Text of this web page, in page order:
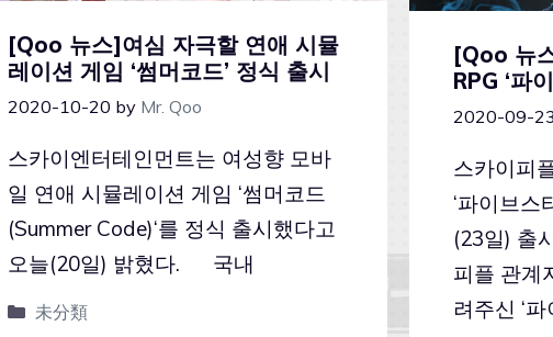
[Qoo 뉴스]여심 자극할 연애 시뮬
레이션 게임 ‘썸머코드’ 정식 출시
2020-10-20 by Mr. Qoo
스카이엔터테인먼트는 여성향 모바
일 연애 시뮬레이션 게임 ‘썸머코드
(Summer Code)‘를 정식 출시했다고
오늘(20일) 밝혔다. 국내
未分類
[Qoo 뉴
RPG ‘파
2020-09-23
스카이피
‘파이브스
(23일) 출
피플 관계
려주신 ‘